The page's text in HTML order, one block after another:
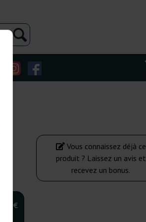
6,00 €
Vous connaissez déjà ce
produit ? Laissez un avis et
recevez un bonus.